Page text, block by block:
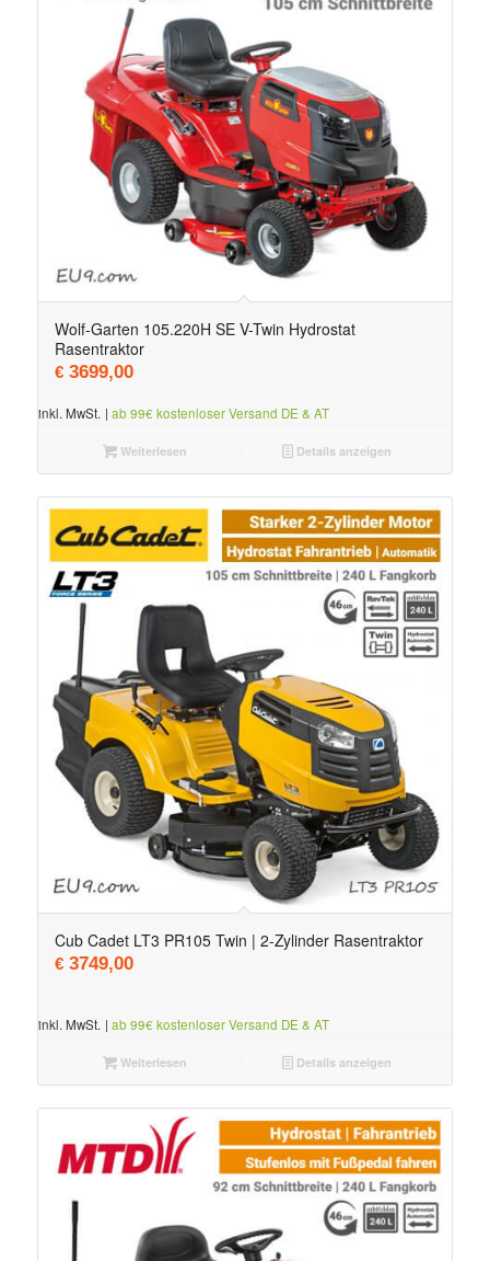
Wolf-Garten 105.220H SE V-Twin Hydrostat
Rasentraktor
€3699,00
inkl. MwSt. | ab 99€ kostenloser Versand DE & AT
Weiterlesen Details anzeigen
Cub Cadet LT3 PR105 Twin | 2-Zylinder Rasentraktor
€3749,00
inkl. MwSt. | ab 99€ kostenloser Versand DE & AT
Weiterlesen Details anzeigen